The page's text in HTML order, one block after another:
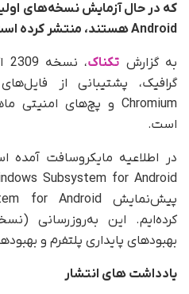
Android هستند، منتشر کرده است.
به گزارش تکناک
است.
در اطلاعیه مایکروسافت آمده
Subsystem for Android
پیش‌نمایش Windows Subsystem for Android
بهبودهای پایداری پلتفرم و
یادداشت های انتشار